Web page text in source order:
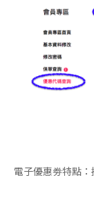
電子優惠劵特點